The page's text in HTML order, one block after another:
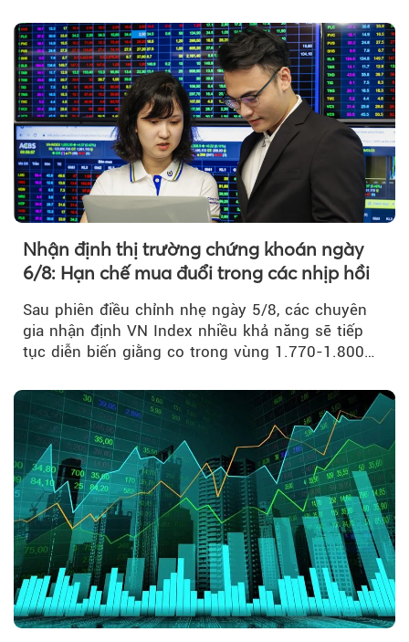
Nhận định thị trường chứng khoán ngày
6/8: Hạn chế mua đuổi trong các nhịp hồi
Sau phiên điều chỉnh nhẹ ngày 5/8, các chuyên
gia nhận định VN Index nhiều khả năng sẽ tiếp
tục diễn biến giằng co trong vùng 1.770-1.800